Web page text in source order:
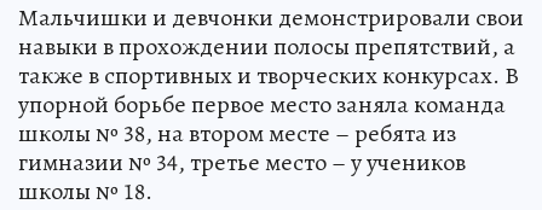
Мальчишки и девчонки демонстрировали свои
навыки в прохождении полосы препятствий, а
также в спортивных и творческих конкурсах. В
упорной борьбе первое место заняла команда
школы № 38, на втором месте – ребята из
гимназии № 34, третье место – у учеников
школы № 18.